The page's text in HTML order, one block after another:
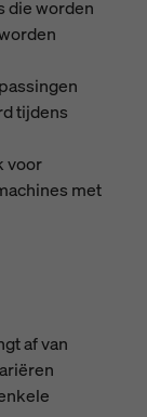
die worden
tijdens
voor
met
af van